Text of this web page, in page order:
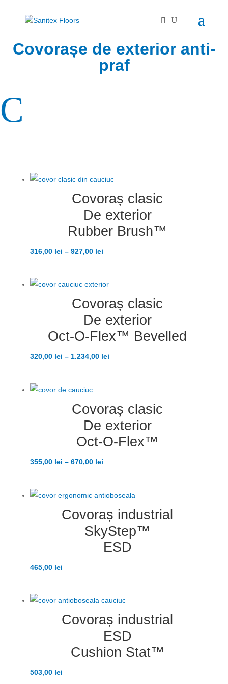
Covorașe de exterior anti-
praf
C
Covoraș clasic
De exterior
Rubber Brush™
316,00 lei – 927,00 lei
Covoraș clasic
De exterior
Oct-O-Flex™ Bevelled
320,00 lei – 1.234,00 lei
Covoraș clasic
De exterior
Oct-O-Flex™
355,00 lei – 670,00 lei
Covoraș industrial
SkyStep™
ESD
465,00 lei
Covoraș industrial
ESD
Cushion Stat™
503,00 lei